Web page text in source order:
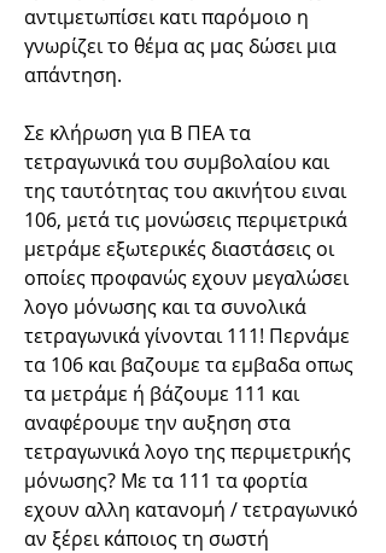
αντιμετωπίσει κατι παρόμοιο η
γνωρίζει το θέμα ας μας δώσει μια
απάντηση.
Σε κλήρωση για Β ΠΕΑ τα
τετραγωνικά του συμβολαίου και
της ταυτότητας του ακινήτου ειναι
106, μετά τις μονώσεις περιμετρικά
μετράμε εξωτερικές διαστάσεις οι
οποίες προφανώς εχουν μεγαλώσει
λογο μόνωσης και τα συνολικά
τετραγωνικά γίνονται 111! Περνάμε
τα 106 και βαζουμε τα εμβαδα οπως
τα μετράμε ή βάζουμε 111 και
αναφέρουμε την αυξηση στα
τετραγωνικά λογο της περιμετρικής
μόνωσης? Με τα 111 τα φορτία
εχουν αλλη κατανομή / τετραγωνικό
αν ξέρει κάποιος τη σωστή